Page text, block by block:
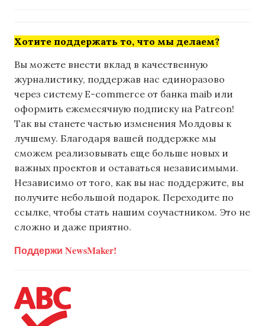
Хотите поддержать то, что мы делаем?
Вы можете внести вклад в качественную
журналистику, поддержав нас единоразово
через систему E-commerce от банка maib или
оформить ежемесячную подписку на Patreon!
Так вы станете частью изменения Молдовы к
лучшему. Благодаря вашей поддержке мы
сможем реализовывать еще больше новых и
важных проектов и оставаться независимыми.
Независимо от того, как вы нас поддержите, вы
получите небольшой подарок. Переходите по
ссылке, чтобы стать нашим соучастником. Это не
сложно и даже приятно.
Поддержи NewsMaker!